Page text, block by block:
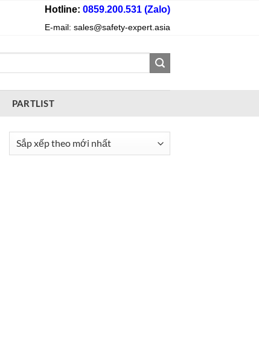
Hotline: 0859.200.531 (Zalo)
E-mail: sales@safety-expert.asia
PARTLIST